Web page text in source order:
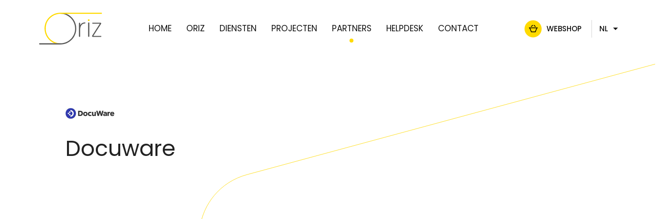
HOME ORIZ DIENSTEN PROJECTEN PARTNERS HELPDESK CONTACT WEBSHOP
NL
EN
Docuware